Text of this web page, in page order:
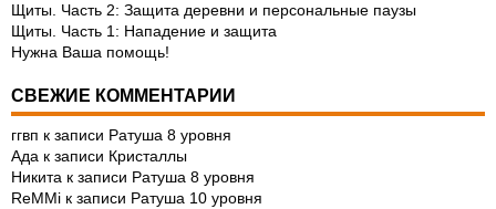
Щиты. Часть 2: Защита деревни и персональные паузы
Щиты. Часть 1: Нападение и защита
Нужна Ваша помощь!
СВЕЖИЕ КОММЕНТАРИИ
ггвп к записи Ратуша 8 уровня
Ада к записи Кристаллы
Никита к записи Ратуша 8 уровня
ReMMi к записи Ратуша 10 уровня